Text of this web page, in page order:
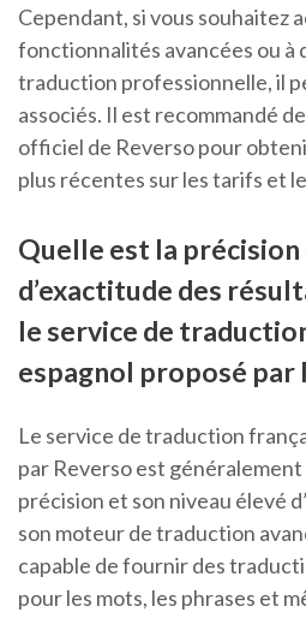
Cependant, si vous souhaitez
fonctionnalités avancées ou à
traduction professionnelle, il
associés. Il est recommandé
officiel de Reverso pour
plus récentes sur les tarifs et
Quelle est la précision
d’exactitude des
le service de
espagnol proposé par
Le service de traduction
par Reverso est
précision et son niveau élevé
son moteur de traduction
capable de fournir des
pour les mots, les phrases et